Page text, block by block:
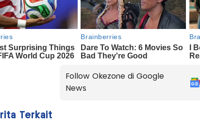
Follow Okezone di Google
News
Terkait